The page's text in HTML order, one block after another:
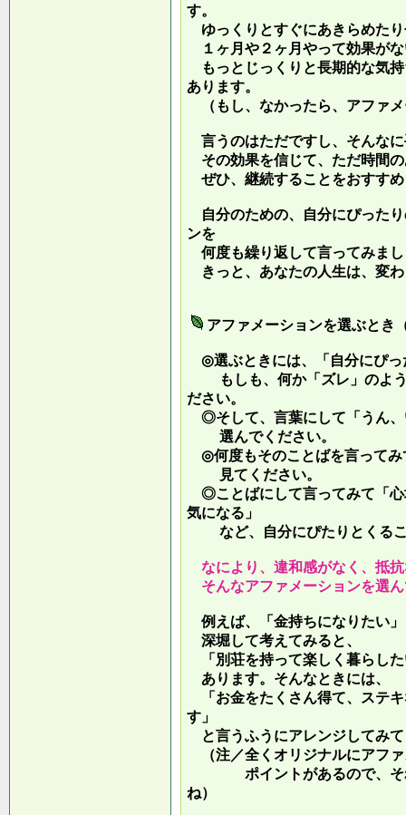
す。
ゆっくりとすぐにあきらめた
１ヶ月や２ヶ月やって効果が
もっとじっくりと長期的な気
あります。
（もし、なかったら、アファ
言うのはただですし、そんな
その効果を信じて、ただ時間
ぜひ、継続することをおすす
自分のための、自分にぴった
ンを
何度も繰り返して言ってみま
きっと、あなたの人生は、変
アファメーションを選ぶとき
◎選ぶときには、「自分にぴっ
もしも、何か「ズレ」のよう
ださい。
◎そして、言葉にして「うん、
選んでください。
◎何度もそのことばを言ってみ
見てください。
◎ことばにして言ってみて「心
気になる」
など、自分にぴたりとくるこ
なにより、違和感がなく、抵
そんなアファメーションを選
例えば、「金持ちになりたい
深堀して考えてみると、
「別荘を持って楽しく暮らし
あります。そんなときには、
「お金をたくさん得て、ステ
す」
と言うふうにアレンジしてみ
（注／全くオリジナルにアフ
ポイントがあるので、それ
ね）